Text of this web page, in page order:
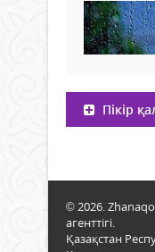
Пікір
© 2026.
агенттігі.
Қазақстан